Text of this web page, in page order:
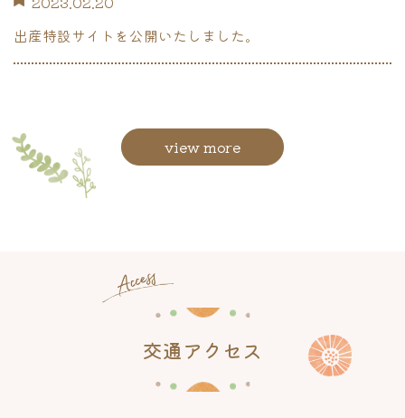
出産特設サイトを公開いたしました。
view more
交通アクセス